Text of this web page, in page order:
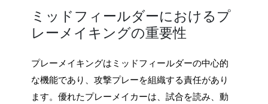
ミッドフィールダーにおけるプ
レーメイキングの重要性
プレーメイキングはミッドフィールダーの中心的
な機能であり、攻撃プレーを組織する責任があり
ます。優れたプレーメイカーは、試合を読み、動